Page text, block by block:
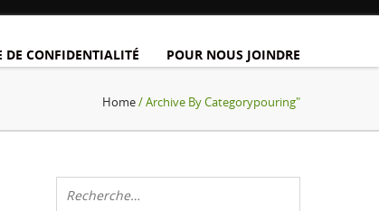
DE CONFIDENTIALITÉ POUR NOUS JOINDRE
Home/ Archive By Categorypouring"